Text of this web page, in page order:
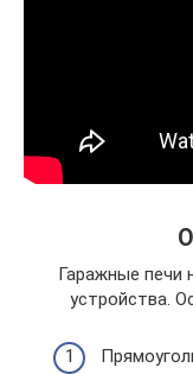
Гаражные печи
устройства.